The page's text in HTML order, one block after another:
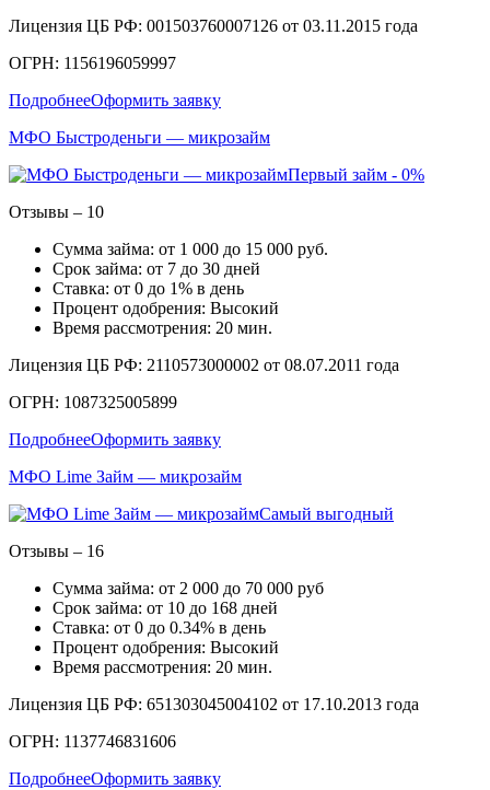
Лицензия ЦБ РФ: 001503760007126 от 03.11.2015 года
ОГРН: 1156196059997
ПодробнееОформить заявку
МФО Быстроденьги — микрозайм
Первый займ - 0%
Отзывы – 10
Сумма займа: от 1 000 до 15 000 руб.
Срок займа: от 7 до 30 дней
Ставка: от 0 до 1% в день
Процент одобрения: Высокий
Время рассмотрения: 20 мин.
Лицензия ЦБ РФ: 2110573000002 от 08.07.2011 года
ОГРН: 1087325005899
ПодробнееОформить заявку
МФО Lime Займ — микрозайм
Самый выгодный
Отзывы – 16
Сумма займа: от 2 000 до 70 000 руб
Срок займа: от 10 до 168 дней
Ставка: от 0 до 0.34% в день
Процент одобрения: Высокий
Время рассмотрения: 20 мин.
Лицензия ЦБ РФ: 651303045004102 от 17.10.2013 года
ОГРН: 1137746831606
ПодробнееОформить заявку